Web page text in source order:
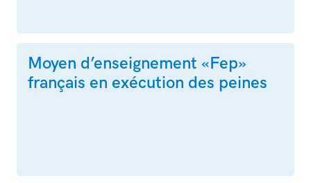
Moyen d’enseignement «Fep»
français en exécution des peines